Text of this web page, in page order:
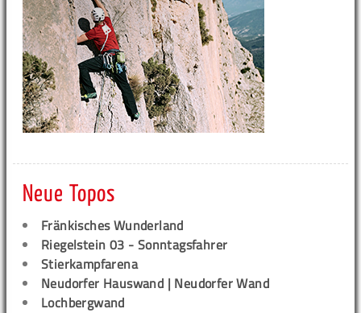
Neue Topos
Fränkisches Wunderland
Riegelstein 03 - Sonntagsfahrer
Stierkampfarena
Neudorfer Hauswand | Neudorfer Wand
Lochbergwand